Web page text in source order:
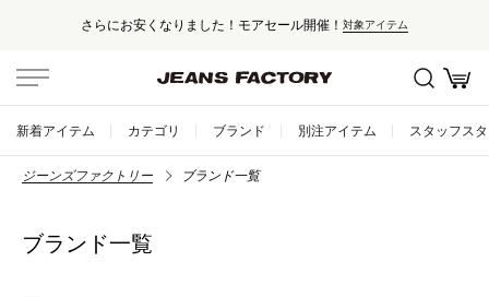
さらにお安くなりました！モアセール開催！ 対象アイテム
新着アイテム カテゴリ ブランド 別注アイテム スタッフス
ジーンズファクトリー ブランド一覧
ブランド一覧